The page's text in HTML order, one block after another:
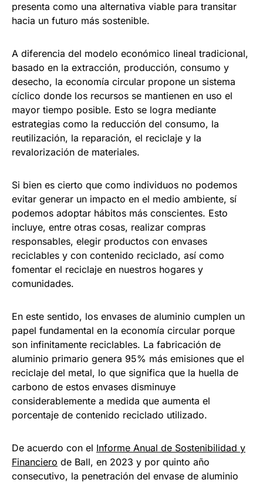
presenta como una alternativa viable para transitar
hacia un futuro más sostenible.
A diferencia del modelo económico lineal tradicional,
basado en la extracción, producción, consumo y
desecho, la economía circular propone un sistema
cíclico donde los recursos se mantienen en uso el
mayor tiempo posible. Esto se logra mediante
estrategias como la reducción del consumo, la
reutilización, la reparación, el reciclaje y la
revalorización de materiales.
Si bien es cierto que como individuos no podemos
evitar generar un impacto en el medio ambiente, sí
podemos adoptar hábitos más conscientes. Esto
incluye, entre otras cosas, realizar compras
responsables, elegir productos con envases
reciclables y con contenido reciclado, así como
fomentar el reciclaje en nuestros hogares y
comunidades.
En este sentido, los envases de aluminio cumplen un
papel fundamental en la economía circular porque
son infinitamente reciclables. La fabricación de
aluminio primario genera 95% más emisiones que el
reciclaje del metal, lo que significa que la huella de
carbono de estos envases disminuye
considerablemente a medida que aumenta el
porcentaje de contenido reciclado utilizado.
De acuerdo con el Informe Anual de Sostenibilidad y
Financiero de Ball, en 2023 y por quinto año
consecutivo, la penetración del envase de aluminio